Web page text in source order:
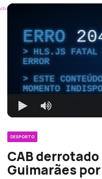
ERRO
HLS.JS FATAL
ERROR
ESTE
MOMENTO
DESPORTO
CAB
Guimarães por